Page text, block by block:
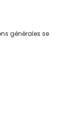
générales se